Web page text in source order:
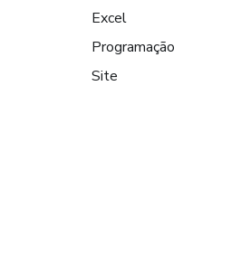
Excel
Programação
Site